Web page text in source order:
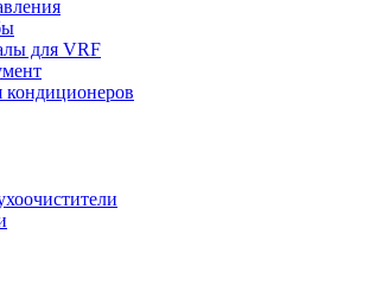
для VRF
кондиционеров